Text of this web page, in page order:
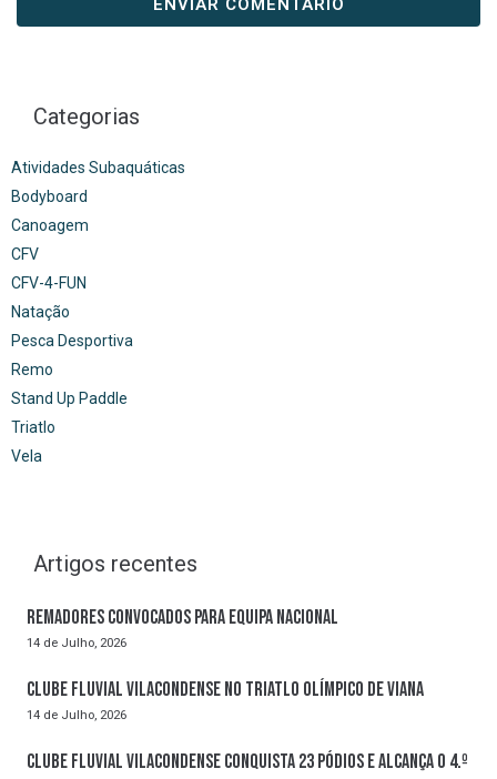
Categorias
Atividades Subaquáticas
Bodyboard
Canoagem
CFV
CFV-4-FUN
Natação
Pesca Desportiva
Remo
Stand Up Paddle
Triatlo
Vela
Artigos recentes
Remadores convocados para Equipa Nacional
14 de Julho, 2026
Clube Fluvial Vilacondense no Triatlo Olímpico de Viana
14 de Julho, 2026
Clube Fluvial Vilacondense conquista 23 pódios e alcança o 4.º